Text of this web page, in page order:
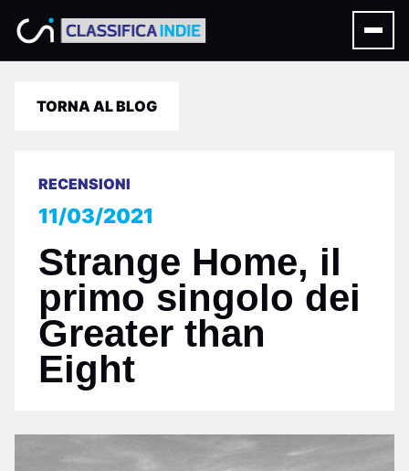
TORNA AL BLOG
RECENSIONI
11/03/2021
Strange Home, il
primo singolo dei
Greater than
Eight